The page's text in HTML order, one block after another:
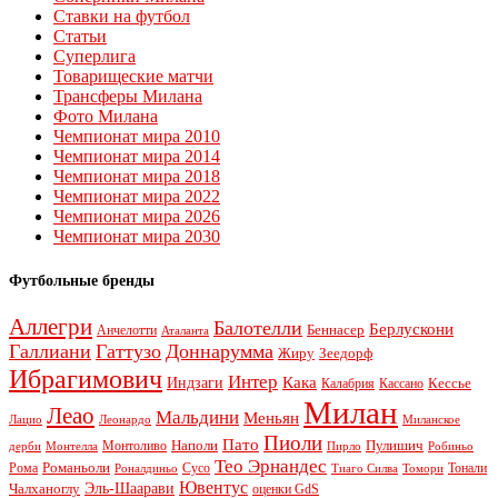
Ставки на футбол
Статьи
Суперлига
Товарищеские матчи
Трансферы Милана
Фото Милана
Чемпионат мира 2010
Чемпионат мира 2014
Чемпионат мира 2018
Чемпионат мира 2022
Чемпионат мира 2026
Чемпионат мира 2030
Футбольные бренды
Аллегри Анчелотти Аталанта Балотелли Беннасер Берлускони
Галлиани Гаттузо Доннарумма Жиру Зеедорф
Ибрагимович Индзаги Интер Кака Калабрия Кассано Кессье
Лацио Леао Леонардо Мальдини Меньян Милан Миланское
дерби Монтелла Монтоливо Наполи Пато Пиоли Пирло Пулишич Робиньо
Рома Романьоли Роналдиньо Сусо Тео Эрнандес Тиаго Силва Томори Тонали
Чалханоглу Эль-Шаарави Ювентус оценки GdS